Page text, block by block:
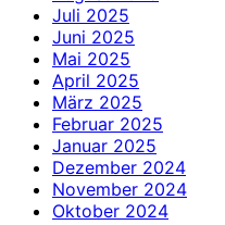
Juli 2025
Juni 2025
Mai 2025
April 2025
März 2025
Februar 2025
Januar 2025
Dezember 2024
November 2024
Oktober 2024